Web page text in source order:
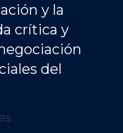
y la
crítica y
del